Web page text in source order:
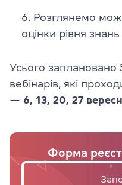
Розглянемо
оцінки рівня
Усього
вебінарів, які
— 6, 13, 20, 27
Форма